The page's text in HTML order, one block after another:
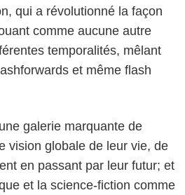
qui a révolutionné la façon
comme aucune autre
temporalités, mêlant
et même flash
galerie marquante de
vision globale de leur vie, de
en passant par leur futur; et
et la science-fiction comme